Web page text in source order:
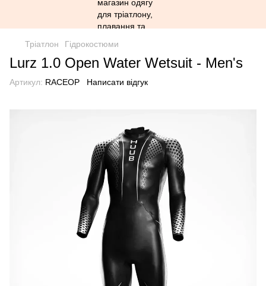
Тріатлон Гідрокостюми
Lurz 1.0 Open Water Wetsuit - Men's
Артикул: RACEOP Написати відгук